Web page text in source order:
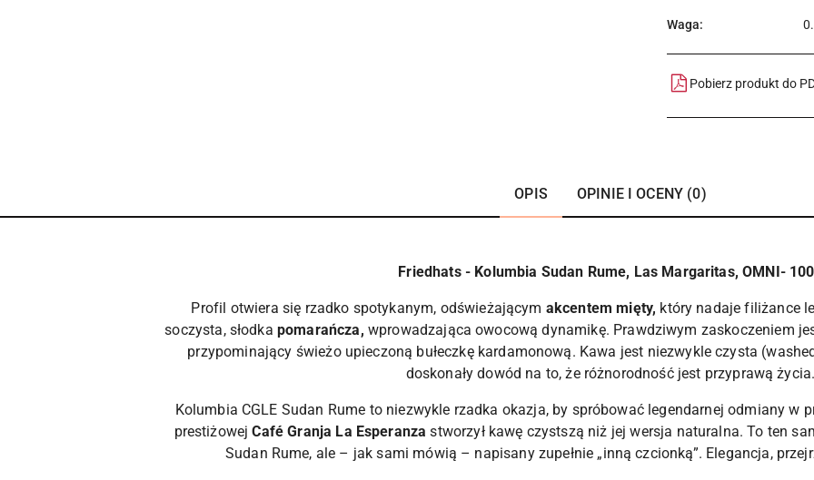
Waga:
Pobierz produkt do
OPIS OPINIE I OCENY (0)
Friedhats - Kolumbia Sudan Rume, Las Margaritas, OMNI-
Profil otwiera się rzadko spotykanym, odświeżającym akcentem mięty, który nadaje filiżance
soczysta, słodka pomarańcza, wprowadzająca owocową dynamikę. Prawdziwym zaskoczeniem
przypominający świeżo upieczoną bułeczkę kardamonową. Kawa jest niezwykle czysta
doskonały dowód na to, że różnorodność jest przyprawą
Kolumbia CGLE Sudan Rume to niezwykle rzadka okazja, by spróbować legendarnej odmiany w
prestiżowejCafé Granja La Esperanza stworzył kawę czystszą niż jej wersja naturalna. To ten
Sudan Rume, ale – jak sami mówią – napisany zupełnie „inną czcionką”. Elegancja,